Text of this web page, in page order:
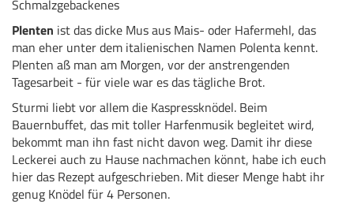
Schmalzgebackenes
Plenten ist das dicke Mus aus Mais- oder Hafermehl, das
man eher unter dem italienischen Namen Polenta kennt.
Plenten aß man am Morgen, vor der anstrengenden
Tagesarbeit - für viele war es das tägliche Brot.
Sturmi liebt vor allem die Kaspressknödel. Beim
Bauernbuffet, das mit toller Harfenmusik begleitet wird,
bekommt man ihn fast nicht davon weg. Damit ihr diese
Leckerei auch zu Hause nachmachen könnt, habe ich euch
hier das Rezept aufgeschrieben. Mit dieser Menge habt ihr
genug Knödel für 4 Personen.